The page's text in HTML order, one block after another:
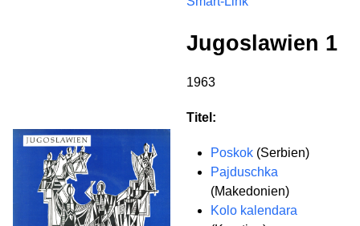
Jugoslawien 1
1963
Titel:
Poskok (Serbien)
Pajduschka
(Makedonien)
Kolo kalendara